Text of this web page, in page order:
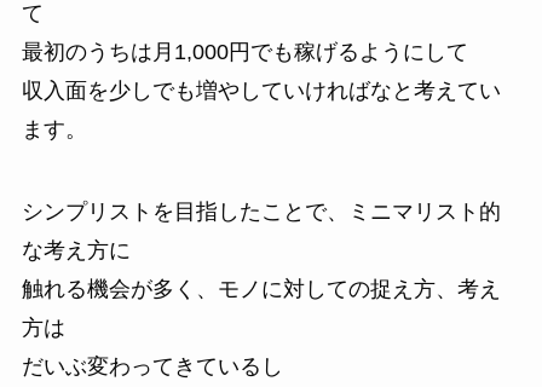
て
最初のうちは月1,000円でも稼げるようにして
収入面を少しでも増やしていければなと考えてい
ます。
シンプリストを目指したことで、ミニマリスト的
な考え方に
触れる機会が多く、モノに対しての捉え方、考え
方は
だいぶ変わってきているし